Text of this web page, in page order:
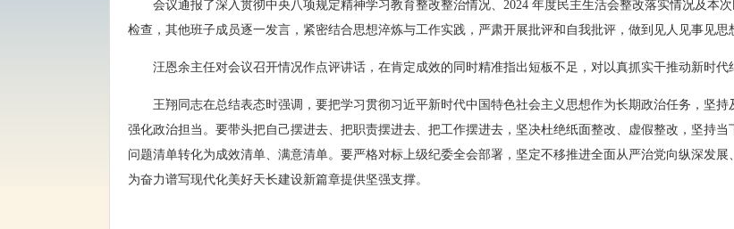
会议通报了深入贯彻中央八项规定精神学习教育整改整治情况、2024 年度民主生活会整改落实情况及本
检查，其他班子成员逐一发言，紧密结合思想淬炼与工作实践，严肃开展批评和自我批评，做到见人见事见
汪恩余主任对会议召开情况作点评讲话，在肯定成效的同时精准指出短板不足，对以真抓实干推动新时代
王翔同志在总结表态时强调，要把学习贯彻习近平新时代中国特色社会主义思想作为长期政治任务，坚
强化政治担当。要带头把自己摆进去、把职责摆进去、把工作摆进去，坚决杜绝纸面整改、虚假整改，坚持
问题清单转化为成效清单、满意清单。要严格对标上级纪委全会部署，坚定不移推进全面从严治党向纵深发
为奋力谱写现代化美好天长建设新篇章提供坚强支撑。